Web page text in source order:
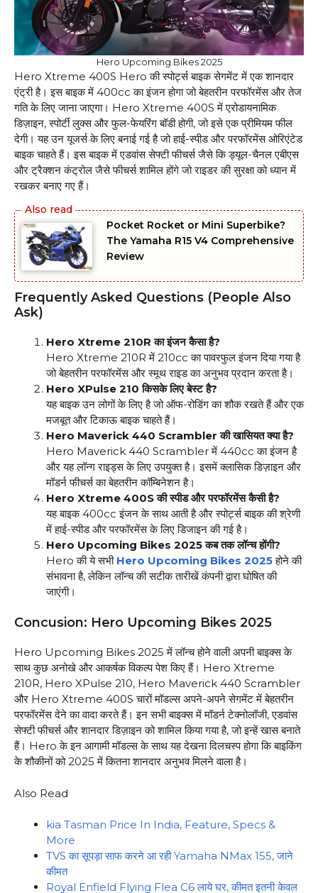
Hero Upcoming Bikes 2025
Hero Xtreme 400S Hero की स्पोर्ट्स बाइक सेगमेंट में एक शानदार
एंट्री है। इस बाइक में 400cc का इंजन होगा जो बेहतरीन परफॉरमेंस और तेज
गति के लिए जाना जाएगा। Hero Xtreme 400S में एरोडायनामिक
डिज़ाइन, स्पोर्टी लुक्स और फुल-फेयरिंग बॉडी होगी, जो इसे एक प्रीमियम फील
देगी। यह उन यूजर्स के लिए बनाई गई है जो हाई-स्पीड और परफॉरमेंस ओरिएंटेड
बाइक चाहते हैं। इस बाइक में एडवांस सेफ्टी फीचर्स जैसे कि ड्यूल-चैनल एबीएस
और ट्रैक्शन कंट्रोल जैसे फीचर्स शामिल होंगे जो राइडर की सुरक्षा को ध्यान में
रखकर बनाए गए हैं।
Pocket Rocket or Mini Superbike?
The Yamaha R15 V4 Comprehensive
Review
Frequently Asked Questions (People Also
Ask)
Hero Xtreme 210R का इंजन कैसा है?
Hero Xtreme 210R में 210cc का पावरफुल इंजन दिया गया है
जो बेहतरीन परफॉरमेंस और स्मूथ राइड का अनुभव प्रदान करता है।
Hero XPulse 210 किसके लिए बेस्ट है?
यह बाइक उन लोगों के लिए है जो ऑफ-रोडिंग का शौक रखते हैं और एक
मजबूत और टिकाऊ बाइक चाहते हैं।
Hero Maverick 440 Scrambler की खासियत क्या है?
Hero Maverick 440 Scrambler में 440cc का इंजन है
और यह लॉन्ग राइड्स के लिए उपयुक्त है। इसमें क्लासिक डिज़ाइन और
मॉडर्न फीचर्स का बेहतरीन कॉम्बिनेशन है।
Hero Xtreme 400S की स्पीड और परफॉरमेंस कैसी है?
यह बाइक 400cc इंजन के साथ आती है और स्पोर्ट्स बाइक की श्रेणी
में हाई-स्पीड और परफॉरमेंस के लिए डिजाइन की गई है।
Hero Upcoming Bikes 2025 कब तक लॉन्च होंगी?
Hero की ये सभी Hero Upcoming Bikes 2025 होने की
संभावना है, लेकिन लॉन्च की सटीक तारीखें कंपनी द्वारा घोषित की
जाएंगी।
Concusion: Hero Upcoming Bikes 2025
Hero Upcoming Bikes 2025 में लॉन्च होने वाली अपनी बाइक्स के
साथ कुछ अनोखे और आकर्षक विकल्प पेश किए हैं। Hero Xtreme
210R, Hero XPulse 210, Hero Maverick 440 Scrambler
और Hero Xtreme 400S चारों मॉडल्स अपने-अपने सेगमेंट में बेहतरीन
परफॉरमेंस देने का वादा करते हैं। इन सभी बाइक्स में मॉडर्न टेक्नोलॉजी, एडवांस
सेफ्टी फीचर्स और शानदार डिज़ाइन को शामिल किया गया है, जो इन्हें खास बनाते
हैं। Hero के इन आगामी मॉडल्स के साथ यह देखना दिलचस्प होगा कि बाइकिंग
के शौकीनों को 2025 में कितना शानदार अनुभव मिलने वाला है।
Also Read
kia Tasman Price In India, Feature, Specs &
More
TVS का सूपड़ा साफ करने आ रही Yamaha NMax 155, जाने
कीमत
Royal Enfield Flying Flea C6 लाये घर, कीमत इतनी केवल